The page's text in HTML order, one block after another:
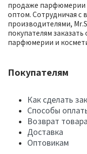
продаже парфюмерии
оптом. Сотрудничая с
производителями,
покупателям
парфюмерии и
Покупателям
Как сделать
Способы
Возврат товара
Доставка
Оптовикам